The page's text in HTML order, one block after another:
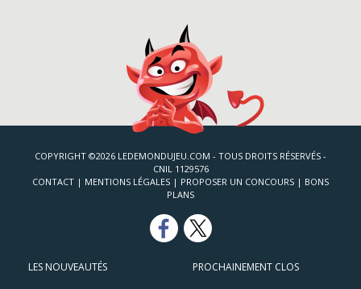
COPYRIGHT ©2026 LEDEMONDUJEU.COM - TOUS DROITS RÉSERVÉS -
CNIL 1129576
CONTACT | MENTIONS LÉGALES | PROPOSER UN CONCOURS | BONS
PLANS
LES NOUVEAUTÉS PROCHAINEMENT CLOS